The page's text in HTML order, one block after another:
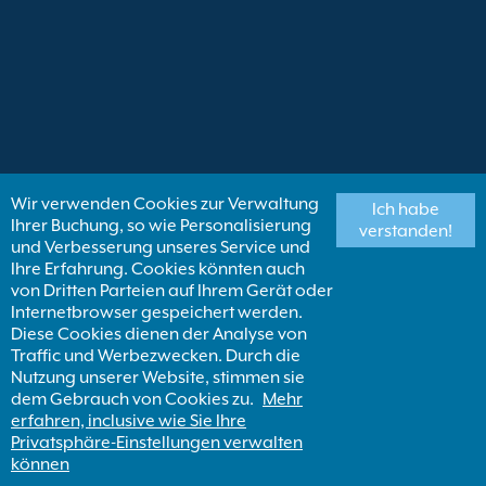
Wir verwenden Cookies zur Verwaltung
Ihrer Buchung, so wie Personalisierung
und Verbesserung unseres Service und
Ihre Erfahrung. Cookies könnten auch
von Dritten Parteien auf Ihrem Gerät oder
Internetbrowser gespeichert werden.
Diese Cookies dienen der Analyse von
Traffic und Werbezwecken. Durch die
Nutzung unserer Website, stimmen sie
dem Gebrauch von Cookies zu. Mehr
erfahren, inclusive wie Sie Ihre
Privatsphäre-Einstellungen verwalten
können
Ich habe
verstanden!